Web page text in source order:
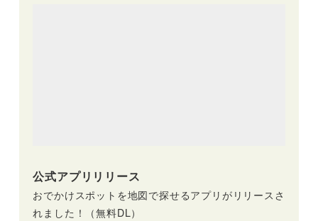
公式アプリリリース
おでかけスポットを地図で探せるアプリがリリースさ
れました！（無料DL）